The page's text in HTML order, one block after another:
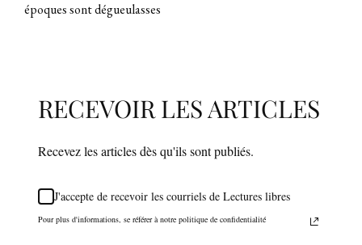
époques sont dégueulasses
RECEVOIR LES ARTICLES
Recevez les articles dès qu'ils sont publiés.
J'accepte de recevoir les courriels de Lectures libres
Pour plus d'informations, se référer à notre politique de confidentialité